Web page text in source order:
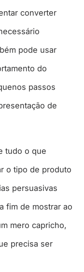
converter
pode usar
do
passos
de
tudo o que
o tipo de produto
persuasivas
fim de mostrar ao
mero capricho,
precisa ser